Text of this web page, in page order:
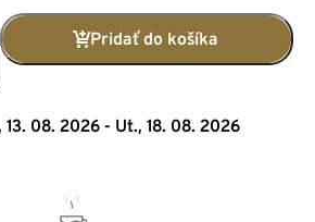
Pridať do košíka
13. 08. 2026 - Ut., 18. 08. 2026